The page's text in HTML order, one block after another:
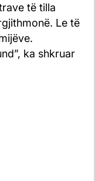
të tilla
Le të
ka shkruar